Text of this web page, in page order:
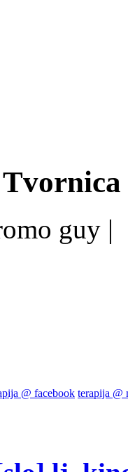
guy |
@ facebook terapija @